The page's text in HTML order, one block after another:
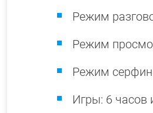
Режим
Режим
Режим
Игры: 6 часов